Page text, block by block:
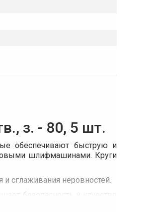
з. - 80, 5 шт.
обеспечивают быструю и
шлифмашинами. Круги
сглаживания неровностей.
безопасность и качество